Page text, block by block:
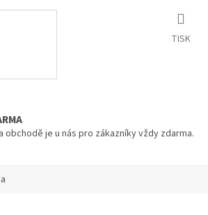
TISK
obchodě je u nás pro zákazníky vždy zdarma.